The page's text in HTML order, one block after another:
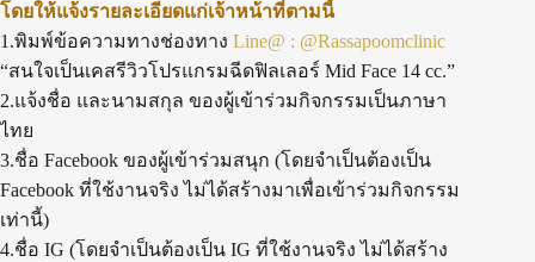
โดยให้แจ้งรายละเอียดแก่เจ้าหน้าที่ตามนี้
1.พิมพ์ข้อความทางช่องทาง Line@ : @Rassapoomclinic
“สนใจเป็นเคสรีวิวโปรแกรมฉีดฟิลเลอร์ Mid Face 14 cc.”
2.แจ้งชื่อ และนามสกุล ของผู้เข้าร่วมกิจกรรมเป็นภาษา
ไทย
3.ชื่อ Facebook ของผู้เข้าร่วมสนุก (โดยจำเป็นต้องเป็น
Facebook ที่ใช้งานจริง ไม่ได้สร้างมาเพื่อเข้าร่วมกิจกรรม
เท่านี้)
4.ชื่อ IG (โดยจำเป็นต้องเป็น IG ที่ใช้งานจริง ไม่ได้สร้าง